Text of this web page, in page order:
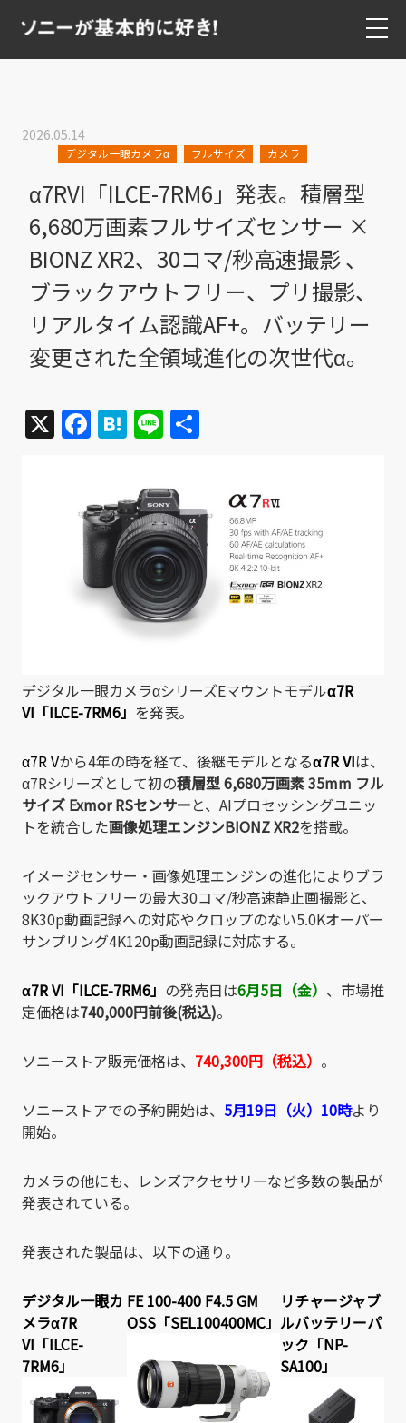
2026.05.14
デジタル一眼カメラα フルサイズ カメラ
α7RVI「ILCE-7RM6」発表。積層型
6,680万画素フルサイズセンサー ×
BIONZ XR2、30コマ/秒高速撮影 、
ブラックアウトフリー、プリ撮影、
リアルタイム認識AF+。バッテリー
変更された全領域進化の次世代α。
X Facebook
Hatena
Line
デジタル一眼カメラαシリーズEマウントモデルα7R
VI「ILCE-7RM6」 を発表。
α7R Vから4年の時を経て、後継モデルとなるα7R VIは、
α7Rシリーズとして初の積層型 6,680万画素 35mm フル
サイズ Exmor RSセンサーと、AIプロセッシングユニッ
トを統合した画像処理エンジンBIONZ XR2を搭載。
イメージセンサー・画像処理エンジンの進化によりブラ
ックアウトフリーの最大30コマ/秒高速静止画撮影と、
8K30p動画記録への対応やクロップのない5.0Kオーパー
サンプリング4K120p動画記録に対応する。
α7R VI「ILCE-7RM6」 の発売日は6月5日（金） 、市場推
定価格は740,000円前後(税込)。
ソニーストア販売価格は、 740,300円（税込） 。
ソニーストアでの予約開始は、 5月19日（火）10時より
開始。
カメラの他にも、レンズアクセサリーなど多数の製品が
発表されている。
発表された製品は、以下の通り。
デジタル一眼カ
メラα7R
VI「ILCE-
7RM6」
FE 100-400 F4.5 GM
OSS「SEL100400MC」
リチャージャブ
ルバッテリーパ
ック「NP-
SA100」